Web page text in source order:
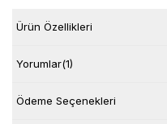
Ürün Özellikleri
Yorumlar(1)
Ödeme Seçenekleri